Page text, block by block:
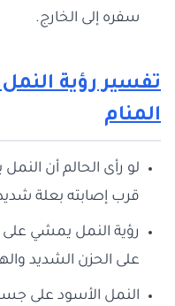
سفره إلى الخارج.
تفسير رؤية
المنام
لو رأى الحالم أن
قرب إصابته بعلة
رؤية النمل يمشي
على الحزن الشديد
النمل الأسود على جسد